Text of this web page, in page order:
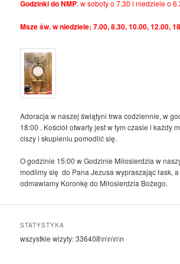
Godzinki do NMP: w soboty o 7.30 i niedziele o
Msze św. w niedziele: 7.00, 8.30, 10.00, 12.00,
Adoracja w naszej świątyni trwa codziennie, w
18:00 . Kościół otwarty jest w tym czasie i każdy
ciszy i skupieniu pomodlić się.
O godzinie 15:00 w Godzinie Miłosierdzia w
modlimy się do Pana Jezusa wypraszając łask,
odmawiamy Koronkę do Miłosierdzia Bożego.
STATYSTYKA
wszystkie wizyty:336408\n\n\n\n